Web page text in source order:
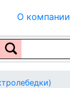
О компании